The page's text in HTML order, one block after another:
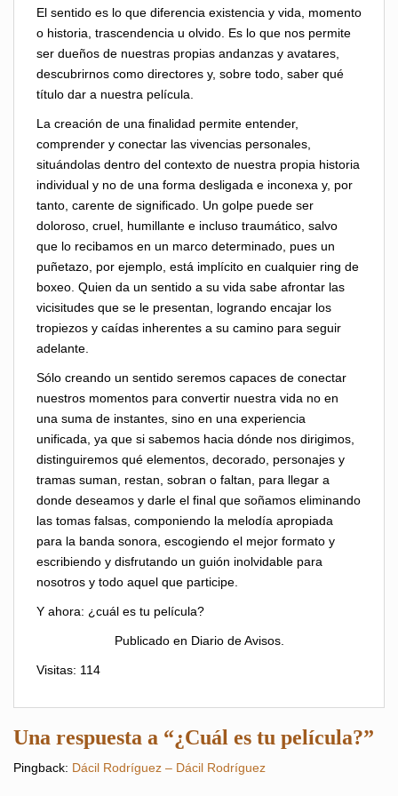
El sentido es lo que diferencia existencia y vida, momento
o historia, trascendencia u olvido. Es lo que nos permite
ser dueños de nuestras propias andanzas y avatares,
descubrirnos como directores y, sobre todo, saber qué
título dar a nuestra película.
La creación de una finalidad permite entender,
comprender y conectar las vivencias personales,
situándolas dentro del contexto de nuestra propia historia
individual y no de una forma desligada e inconexa y, por
tanto, carente de significado. Un golpe puede ser
doloroso, cruel, humillante e incluso traumático, salvo
que lo recibamos en un marco determinado, pues un
puñetazo, por ejemplo, está implícito en cualquier ring de
boxeo. Quien da un sentido a su vida sabe afrontar las
vicisitudes que se le presentan, logrando encajar los
tropiezos y caídas inherentes a su camino para seguir
adelante.
Sólo creando un sentido seremos capaces de conectar
nuestros momentos para convertir nuestra vida no en
una suma de instantes, sino en una experiencia
unificada, ya que si sabemos hacia dónde nos dirigimos,
distinguiremos qué elementos, decorado, personajes y
tramas suman, restan, sobran o faltan, para llegar a
donde deseamos y darle el final que soñamos eliminando
las tomas falsas, componiendo la melodía apropiada
para la banda sonora, escogiendo el mejor formato y
escribiendo y disfrutando un guión inolvidable para
nosotros y todo aquel que participe.
Y ahora: ¿cuál es tu película?
Publicado en Diario de Avisos.
Visitas: 114
Una respuesta a “¿Cuál es tu película?”
Pingback: Dácil Rodríguez – Dácil Rodríguez